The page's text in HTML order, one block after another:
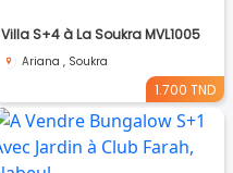
Villa S+4 à La Soukra MVL1005
Ariana , Soukra
1.700 TND